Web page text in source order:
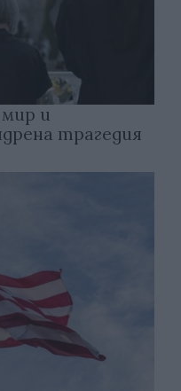
и
трагедия